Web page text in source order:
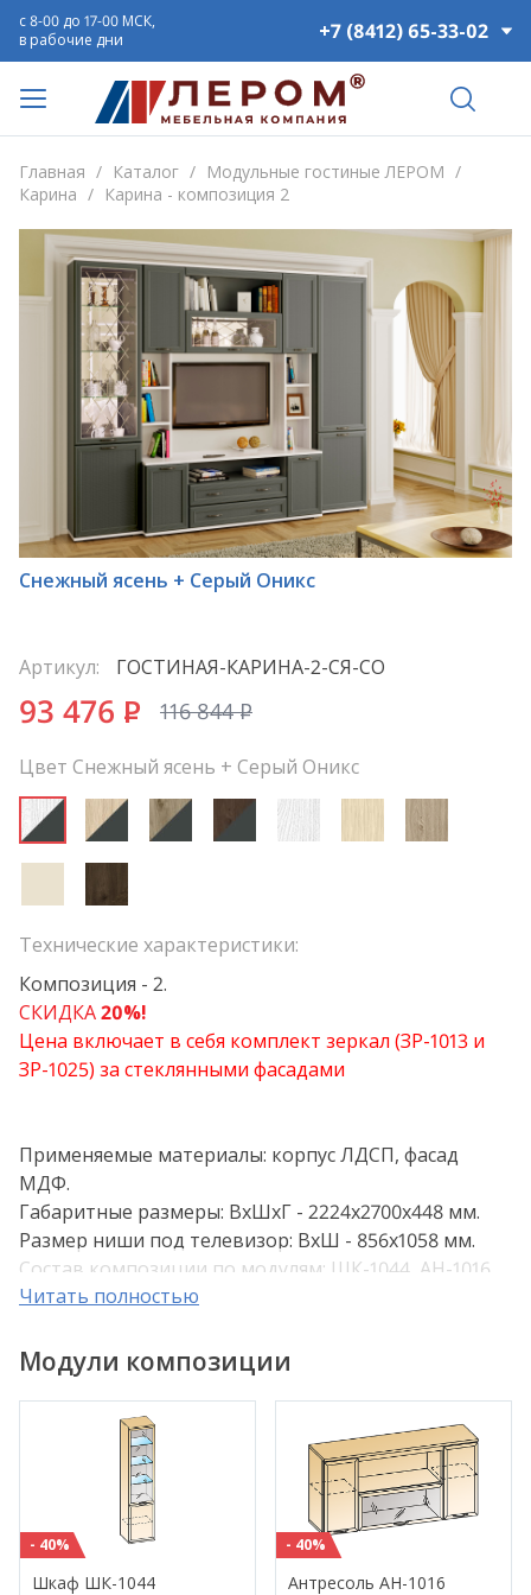
+7 (8412) 65-33-02
с 8-00 до 17-00 МСК,
в рабочие дни
Главная / Каталог / Модульные гостиные ЛЕРОМ /
Карина / Карина - композиция 2
*
Снежный ясень + Серый Оникс
Артикул: ГОСТИНАЯ-КАРИНА-2-СЯ-СО
93 476 P 116 844P
Цвет Снежный ясень + Серый Оникс
Технические характеристики:
Композиция - 2.
СКИДКА20%!
Цена включает в себя комплект зеркал (ЗР-1013 и
ЗР-1025) за стеклянными фасадами
Применяемые материалы: корпус ЛДСП, фасад
МДФ.
Габаритные размеры: ВхШхГ - 2224х2700х448 мм.
Размер ниши под телевизор: ВхШ - 856х1058 мм.
Состав композиции по модулям: ШК-1044, АН-1016,
ПЛ-1013, ПЛ-1013, ТБ-1021, ШК-1041, ЗР-1013, ЗР-1025.
Композиция изготавливается в следующих
цветовых вариантах:
Снежный ясень (СЯ)
- Ясень Асахи (АС)
Гикори Джексон светлый (ГС)
- Серый Кашемир (СО)
Снежный ясень+Серый Оникс (СЯ-СО)
- Ясень Асахи
+Серый Оникс (АС-СО)
Гикори Джексон светлый+Серый Оникс (ГС-СО)
Читать полностью
Модули композиции
- 40%
Шкаф ШК-1044
- 40%
Антресоль АН-1016